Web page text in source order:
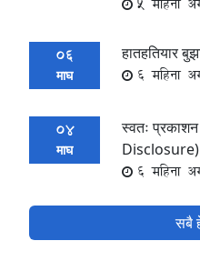
06
माघ
हातहतियार
6 महिना
04
माघ
स्वतः
Disclosure)
6 महिना
सबै